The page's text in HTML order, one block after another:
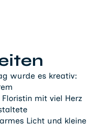
wurde es kreativ:
mit viel Herz
Licht und kleine